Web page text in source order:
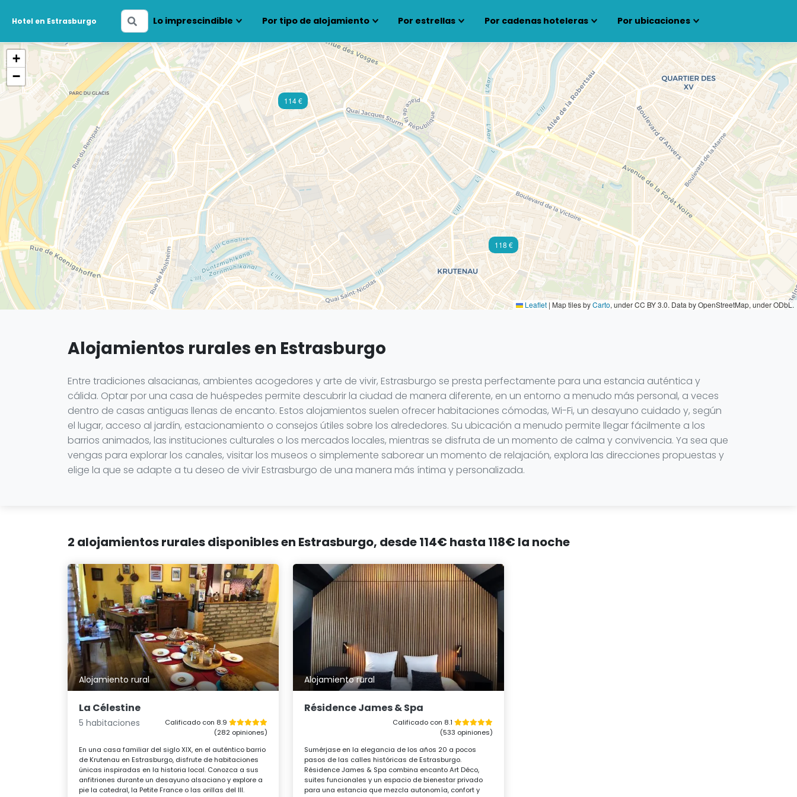
Hotel en Estrasburgo
Ingresa
tus
fechas
Lo imprescindible Por tipo de alojamiento Por estrellas Por cadenas hoteleras Por ubicaciones
118 €
114 €
+
−
Leaflet | Map tiles byCarto, under CC BY 3.0. Data by OpenStreetMap, under ODbL.
Alojamientos rurales en Estrasburgo
Entre tradiciones alsacianas, ambientes acogedores y arte de vivir, Estrasburgo se presta perfectamente para una estancia auténtica y
cálida. Optar por una casa de huéspedes permite descubrir la ciudad de manera diferente, en un entorno a menudo más personal, a veces
dentro de casas antiguas llenas de encanto. Estos alojamientos suelen ofrecer habitaciones cómodas, Wi-Fi, un desayuno cuidado y, según
el lugar, acceso al jardín, estacionamiento o consejos útiles sobre los alrededores. Su ubicación a menudo permite llegar fácilmente a los
barrios animados, las instituciones culturales o los mercados locales, mientras se disfruta de un momento de calma y convivencia. Ya sea que
vengas para explorar los canales, visitar los museos o simplemente saborear un momento de relajación, explora las direcciones propuestas y
elige la que se adapte a tu deseo de vivir Estrasburgo de una manera más íntima y personalizada.
2 alojamientos rurales disponibles en Estrasburgo, desde 114€ hasta 118€ la noche
Alojamiento rural
La Célestine
5 habitaciones
Calificado con 8.9
(282 opiniones)
En una casa familiar del siglo XIX, en el auténtico barrio
de Krutenau en Estrasburgo, disfrute de habitaciones
únicas inspiradas en la historia local. Conozca a sus
anfitriones durante un desayuno alsaciano y explore a
pie la catedral, la Petite France o las orillas del Ill.
Alojamiento rural
Résidence James & Spa
Calificado con 8.1
(533 opiniones)
Sumérjase en la elegancia de los años 20 a pocos
pasos de las calles históricas de Estrasburgo.
Résidence James & Spa combina encanto Art Déco,
suites funcionales y un espacio de bienestar privado
para una estancia que mezcla autonomía, confort y